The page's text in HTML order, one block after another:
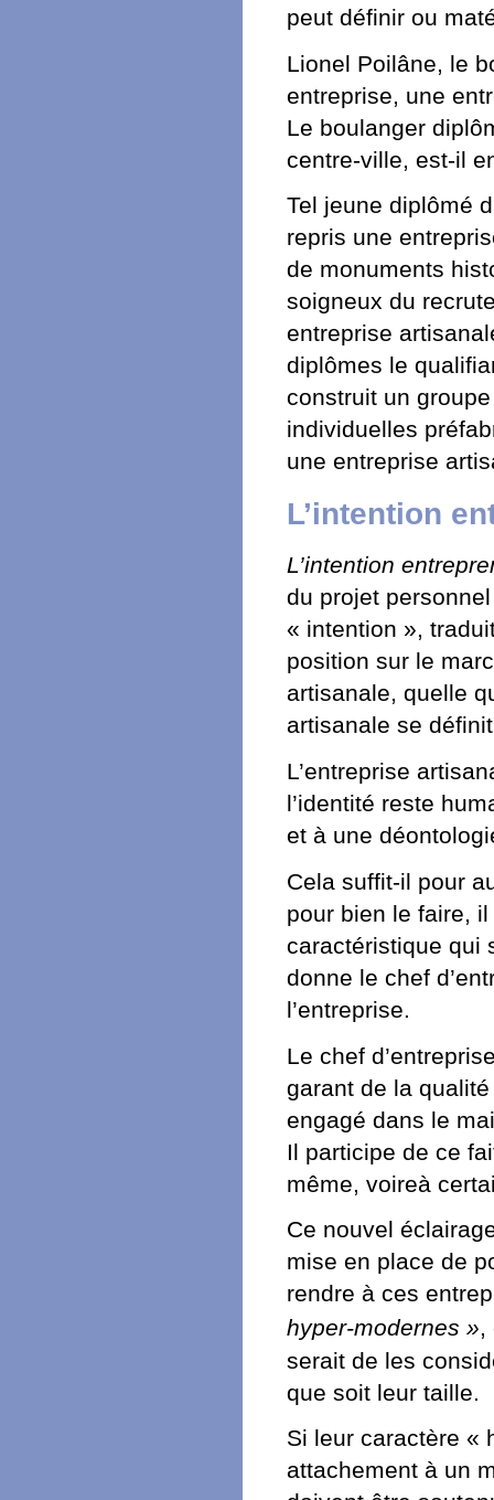
peut définir ou
Lionel Poilâne, le
entreprise, une
Le boulanger
centre-ville, est-il
Tel jeune diplômé
repris une
de monuments
soigneux du
entreprise
diplômes le
construit un
individuelles
une entreprise
L’intention
L’intention
du projet
« intention »,
position sur le
artisanale, quelle
artisanale se
L’entreprise
l’identité reste
et à une
Cela suffit-il pour
pour bien le faire,
caractéristique qui
donne le chef
l’entreprise.
Le chef
garant de la
engagé dans le
Il participe de ce
même, voireà
Ce nouvel
mise en place de
rendre à ces
hyper-modernes »,
serait de les
que soit leur taille.
Si leur caractère «
attachement à un